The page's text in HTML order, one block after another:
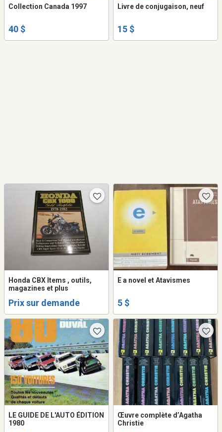
Collection Canada 1997
40 $
Livre de conjugaison, neuf
15 $
Honda CBX Items , outils,
magazines et plus
Prix sur demande
E a novel et Atavismes
5 $
LE GUIDE DE L'AUTO ÉDITION
1980
Œuvre complète d’Agatha
Christie